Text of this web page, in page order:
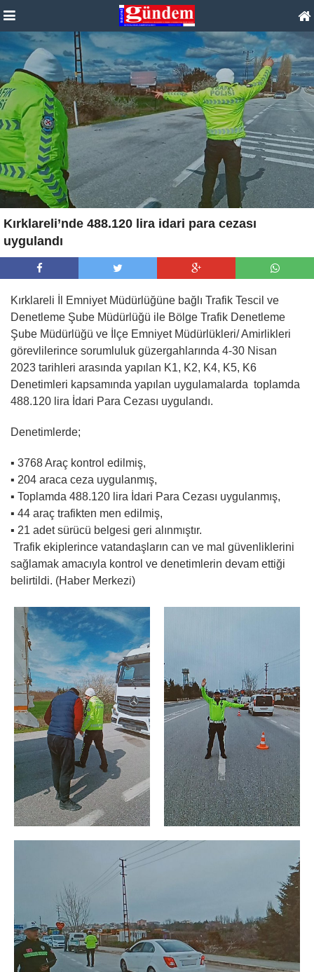
Kırklareli’nde 488.120 lira idari para cezası
uygulandı
Kırklareli İl Emniyet Müdürlüğüne bağlı Trafik Tescil ve
Denetleme Şube Müdürlüğü ile Bölge Trafik Denetleme
Şube Müdürlüğü ve İlçe Emniyet Müdürlükleri/ Amirlikleri
görevlilerince sorumluluk güzergahlarında 4-30 Nisan
2023 tarihleri arasında yapılan K1, K2, K4, K5, K6
Denetimleri kapsamında yapılan uygulamalarda toplamda
488.120 lira İdari Para Cezası uygulandı.
Denetimlerde;
▪️ 3768 Araç kontrol edilmiş,
▪️ 204 araca ceza uygulanmış,
▪️ Toplamda 488.120 lira İdari Para Cezası uygulanmış,
▪️ 44 araç trafikten men edilmiş,
▪️ 21 adet sürücü belgesi geri alınmıştır.
Trafik ekiplerince vatandaşların can ve mal güvenliklerini
sağlamak amacıyla kontrol ve denetimlerin devam ettiği
belirtildi. (Haber Merkezi)